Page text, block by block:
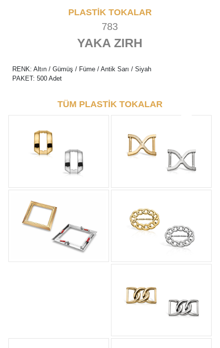
PLASTİK TOKALAR
783
YAKA ZIRH
RENK: Altın / Gümüş / Füme / Antik Sarı / Siyah
PAKET: 500 Adet
TÜM PLASTİK TOKALAR